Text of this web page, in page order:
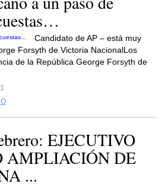
Candidato de AP – está muy
Forsyth de Victoria NacionalLos
de la República George Forsyth de
EJECUTIVO
AMPLIACIÓN DE
...